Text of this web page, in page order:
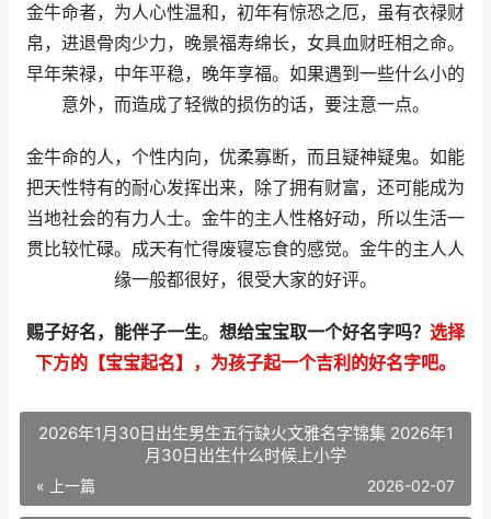
金牛命者，为人心性温和，初年有惊恐之厄，虽有衣禄财
帛，进退骨肉少力，晚景福寿绵长，女具血财旺相之命。
早年荣禄，中年平稳，晚年享福。如果遇到一些什么小的
意外，而造成了轻微的损伤的话，要注意一点。
金牛命的人，个性内向，优柔寡断，而且疑神疑鬼。如能
把天性特有的耐心发挥出来，除了拥有财富，还可能成为
当地社会的有力人士。金牛的主人性格好动，所以生活一
贯比较忙碌。成天有忙得废寝忘食的感觉。金牛的主人人
缘一般都很好，很受大家的好评。
赐子好名，能伴子一生。 想给宝宝取一个好名字吗？ 选择
下方的【宝宝起名】，为孩子起一个吉利的好名字吧。
2026年1月30日出生男生五行缺火文雅名字锦集 2026年1
月30日出生什么时候上小学
« 上一篇 2026-02-07